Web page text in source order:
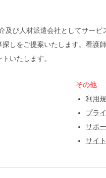
及び人材派遣会社としてサー
しをご提案いたします。看護
いたします。
その他
利用
プラ
サポ
サイ